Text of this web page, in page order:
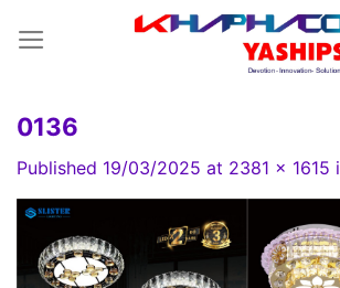
0136
Published 19/03/2025 at 2381 × 1615